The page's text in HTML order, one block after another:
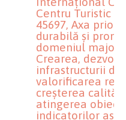
Centru Turistic
45697, Axa
durabilă şi
domeniul major
Crearea,
infrastructurii de
valorificarea
creşterea
atingerea
indicatorilor